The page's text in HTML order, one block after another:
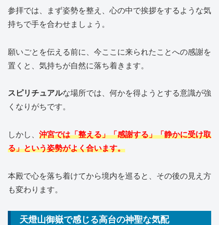
参拝では、まず姿勢を整え、心の中で挨拶をするような気
持ちで手を合わせましょう。
願いごとを伝える前に、今ここに来られたことへの感謝を
置くと、気持ちが自然に落ち着きます。
スピリチュアルな場所では、何かを得ようとする意識が強
くなりがちです。
しかし、 沖宮では「整える」「感謝する」「静かに受け取
る」という姿勢がよく合います。
本殿で心を落ち着けてから境内を巡ると、その後の見え方
も変わります。
天燈山御嶽で感じる高台の神聖な気配